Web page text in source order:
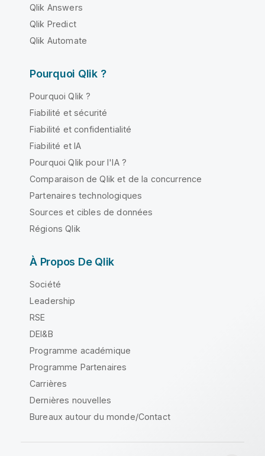
Qlik Answers
Qlik Predict
Qlik Automate
Pourquoi Qlik ?
Pourquoi Qlik ?
Fiabilité et sécurité
Fiabilité et confidentialité
Fiabilité et IA
Pourquoi Qlik pour l'IA ?
Comparaison de Qlik et de la concurrence
Partenaires technologiques
Sources et cibles de données
Régions Qlik
À Propos De Qlik
Société
Leadership
RSE
DEI&B
Programme académique
Programme Partenaires
Carrières
Dernières nouvelles
Bureaux autour du monde/Contact